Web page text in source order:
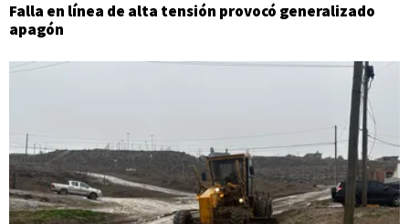
Falla en línea de alta tensión provocó generalizado
apagón